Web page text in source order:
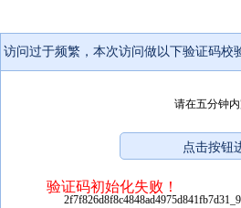
访问过于频繁，本次访问做以下验证码校
请在五分钟
验证码初始化失败！